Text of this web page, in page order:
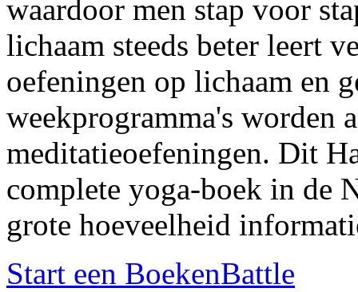
waardoor men stap voor
lichaam steeds beter leert
oefeningen op lichaam en
weekprogramma's worden
meditatieoefeningen. Dit
complete yoga-boek in de
grote hoeveelheid
Start een BoekenBattle